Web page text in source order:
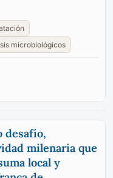
microbiológicos
desafío,
milenaria que
local y